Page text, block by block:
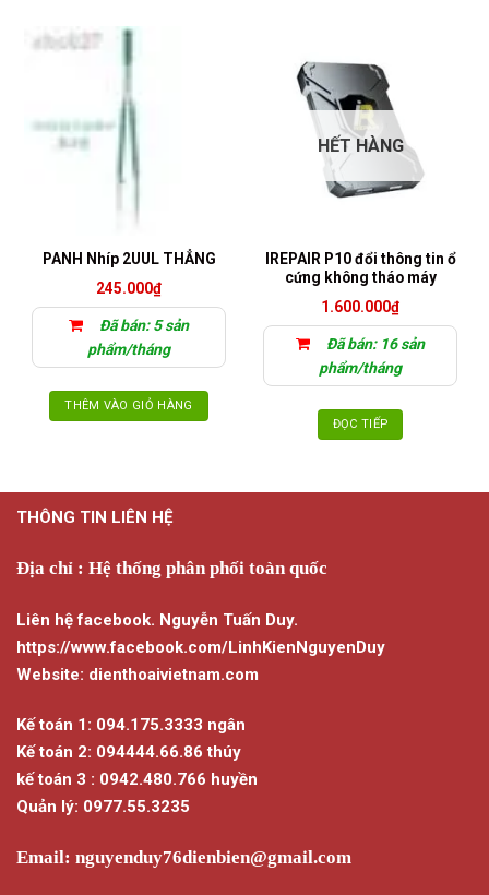
PANH Nhíp 2UUL THẲNG
245.000₫
Đã bán: 5 sản
phẩm/tháng
THÊM VÀO GIỎ HÀNG
HẾT HÀNG
IREPAIR P10 đổi thông tin ổ
cứng không tháo máy
1.600.000₫
Đã bán: 16 sản
phẩm/tháng
ĐỌC TIẾP
THÔNG TIN LIÊN HỆ
Địa chỉ : Hệ thống phân phối toàn quốc
Liên hệ facebook. Nguyễn Tuấn Duy.
https://www.facebook.com/LinhKienNguyenDuy
Website: dienthoaivietnam.com
Kế toán 1: 094.175.3333 ngân
Kế toán 2: 094444.66.86 thúy
kế toán 3 : 0942.480.766 huyền
Quản lý: 0977.55.3235
Email: nguyenduy76dienbien@gmail.com